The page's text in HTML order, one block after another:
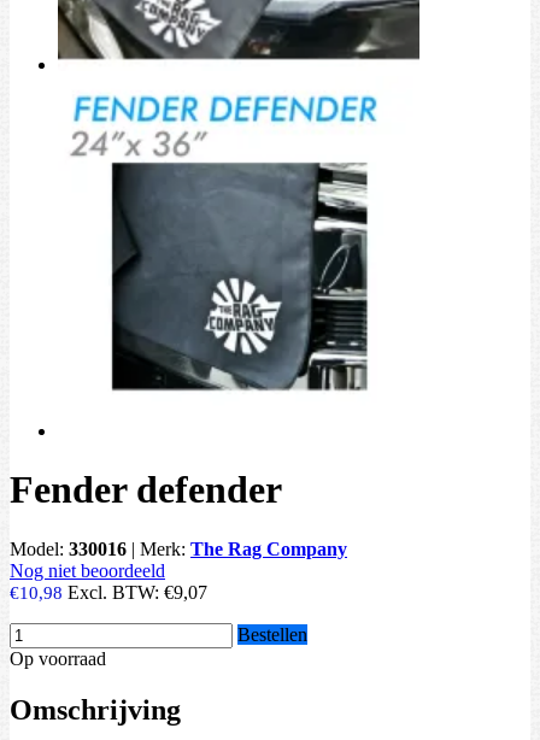
Fender defender
Model: 330016 | Merk: The Rag Company
Nog niet beoordeeld
€10,98 Excl. BTW: €9,07
Bestellen
Op voorraad
Omschrijving